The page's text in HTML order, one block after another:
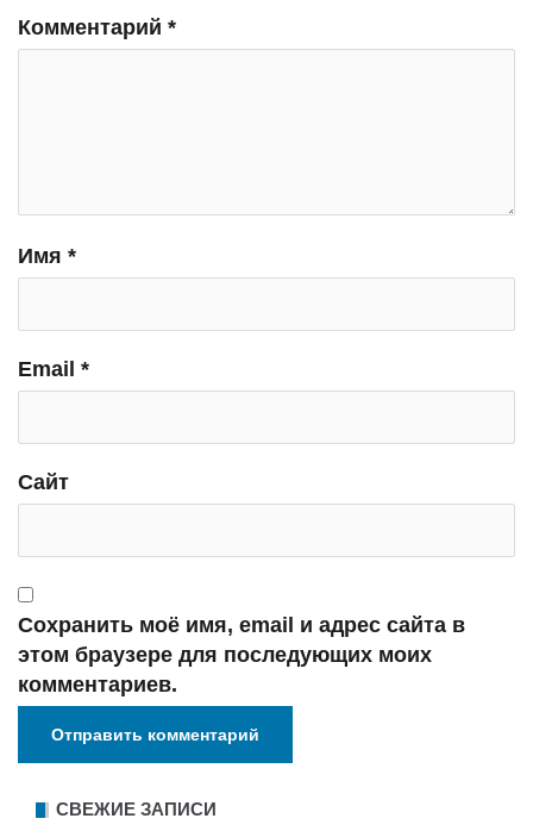
Комментарий *
Имя *
Email *
Сайт
Сохранить моё имя, email и адрес сайта в
этом браузере для последующих моих
комментариев.
СВЕЖИЕ ЗАПИСИ